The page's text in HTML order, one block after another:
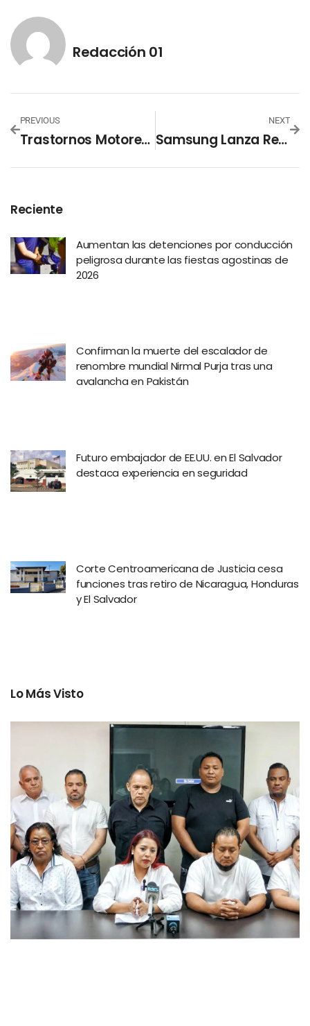
Redacción 01
PREVIOUS
Trastornos Motores Pueden Ser Señal Temprana De Parkinson
NEXT
Samsung Lanza Reto En Health: Caminar Ayudará A La Educación En La Región
Reciente
Aumentan las detenciones por conducción
peligrosa durante las fiestas agostinas de
2026
Confirman la muerte del escalador de
renombre mundial Nirmal Purja tras una
avalancha en Pakistán
Futuro embajador de EE.UU. en El Salvador
destaca experiencia en seguridad
Corte Centroamericana de Justicia cesa
funciones tras retiro de Nicaragua, Honduras
y El Salvador
Lo Más Visto